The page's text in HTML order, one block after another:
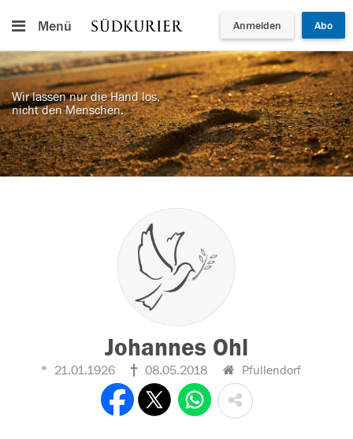
Menü Anmelden Abo
Wir lassen nur die Hand los,
nicht den Menschen.
Johannes Ohl
21.01.1926 08.05.2018 Pfullendorf